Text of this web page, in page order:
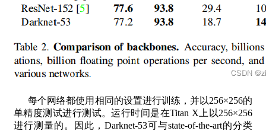
每个网络都使用相同的设置进行训练，并以256×256的
单精度测试进行测试。运行时间是在Titan X上以256×256
进行测量的。因此，Darknet-53可与state-of-the-art的分类